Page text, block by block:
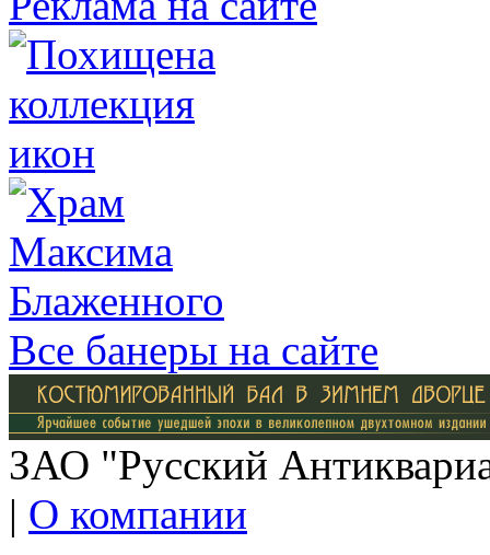
Все банеры на сайте
ЗАО "Русский
| О компании